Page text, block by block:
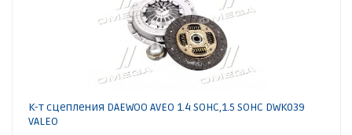
К-т сцепления DAEWOO AVEO 1.4 SOHC,1.5 SOHC DWK039
VALEO